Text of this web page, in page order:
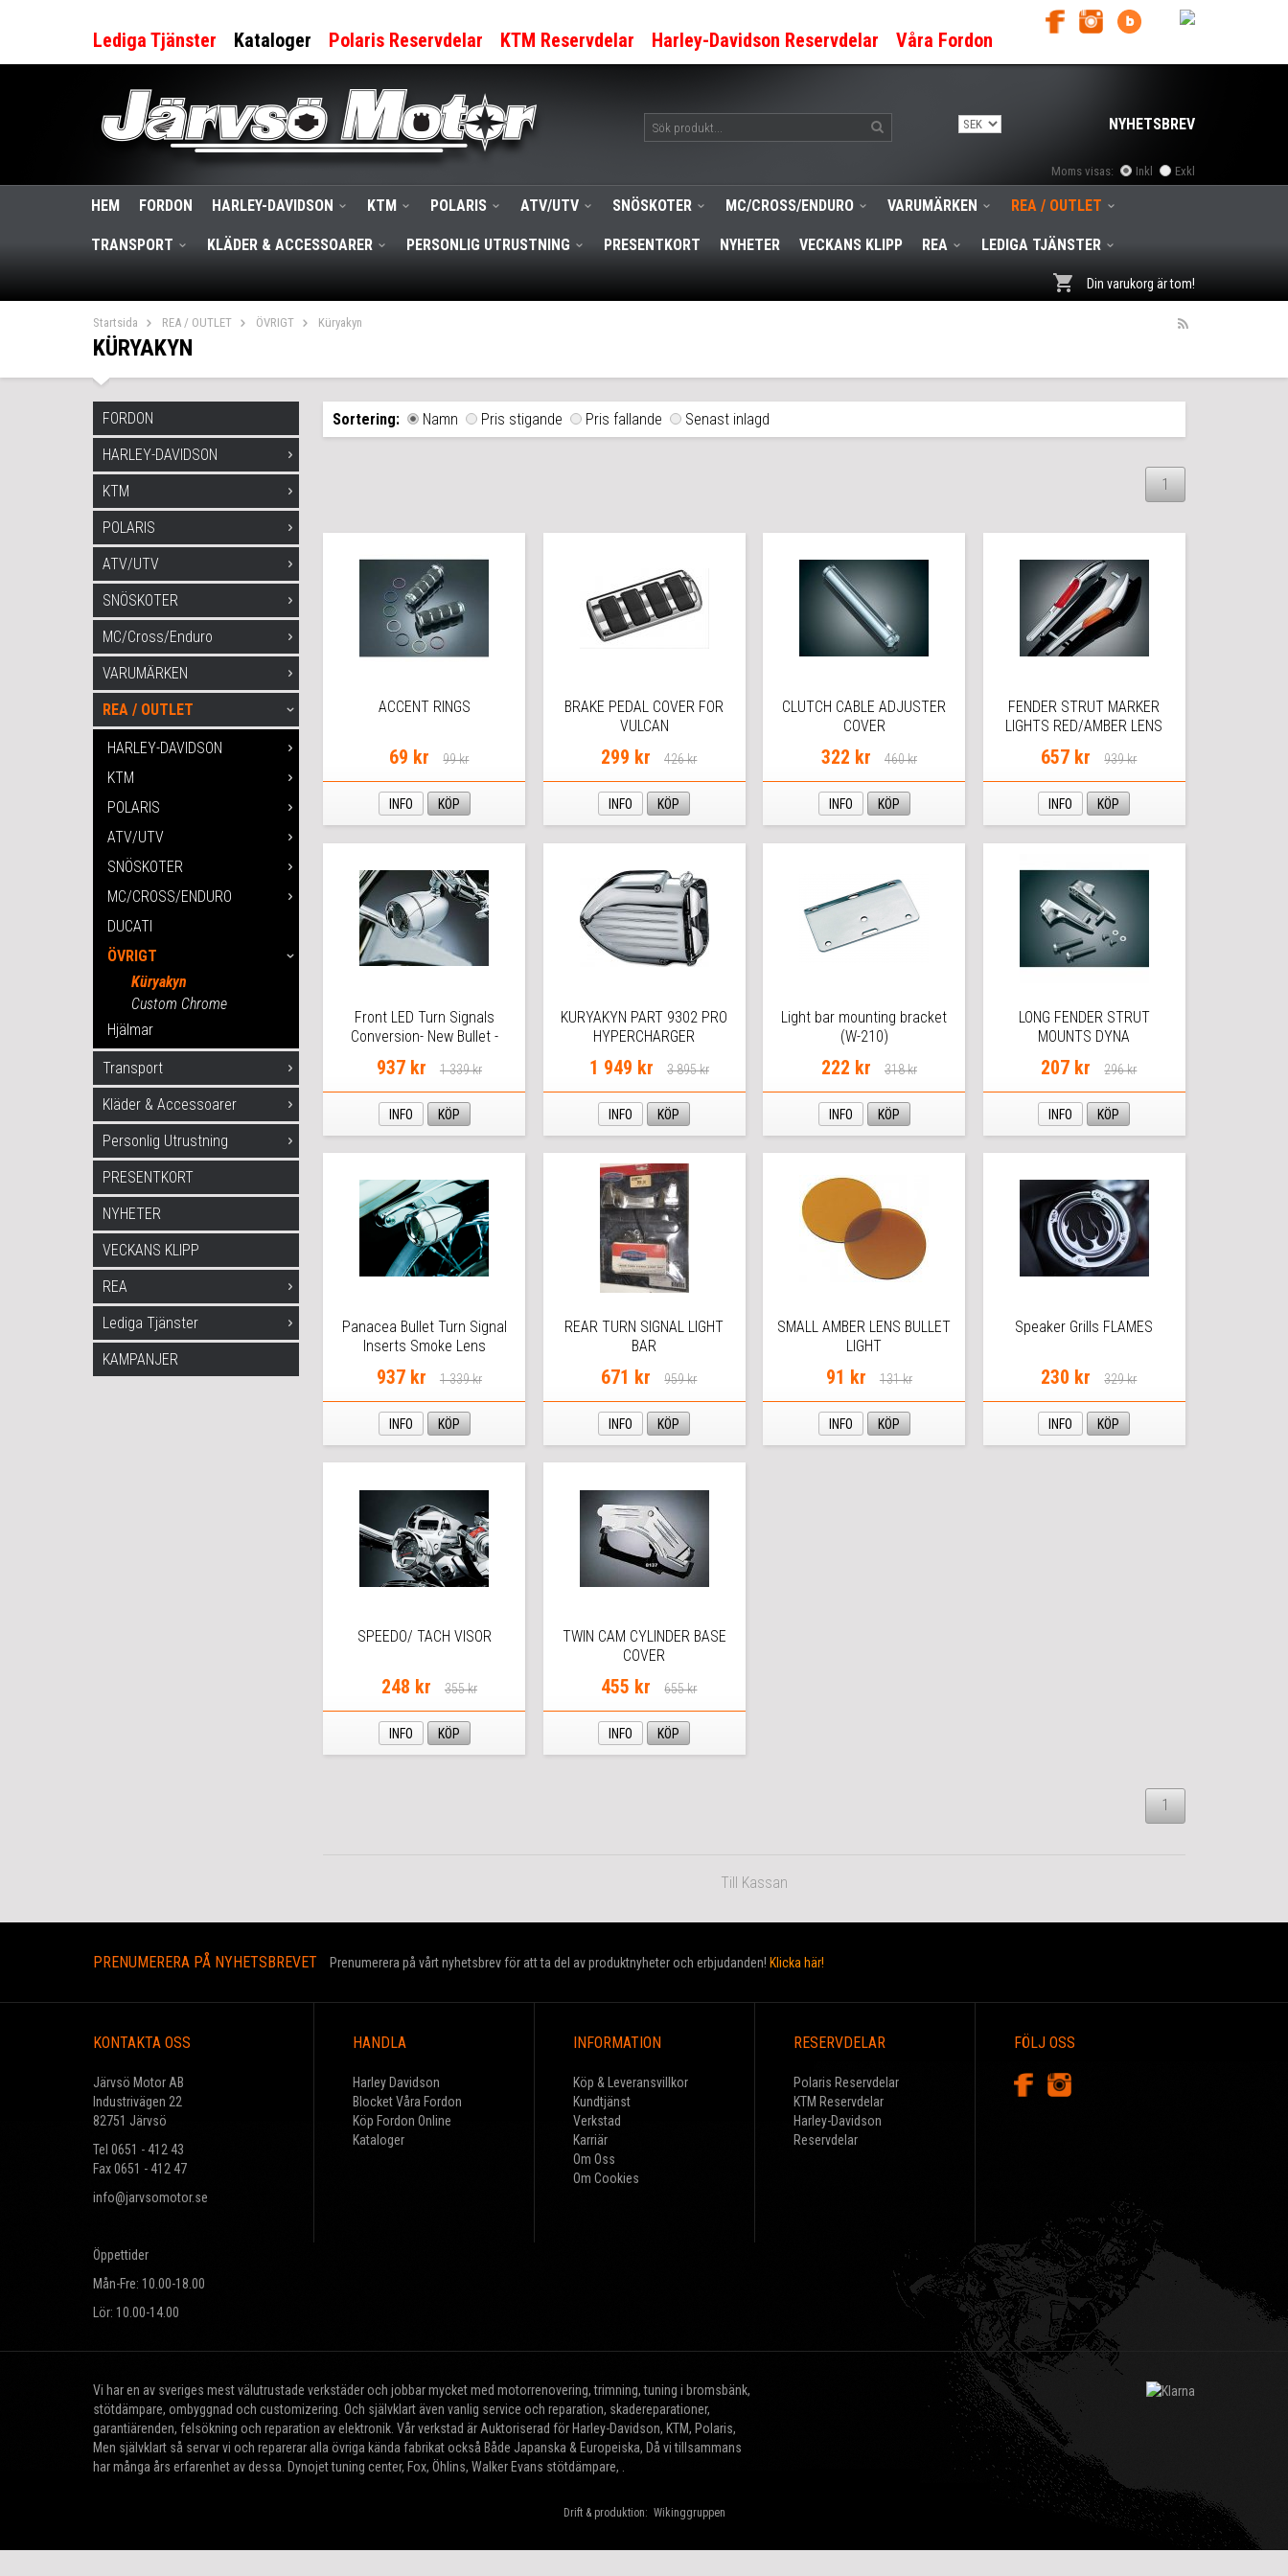
Lediga Tjänster Kataloger Polaris Reservdelar KTM Reservdelar Harley-Davidson Reservdelar Våra Fordon
NYHETSBREV
Moms visas: Inkl Exkl
HEM FORDON HARLEY-DAVIDSON KTM POLARIS ATV/UTV SNÖSKOTER MC/CROSS/ENDURO VARUMÄRKEN REA / OUTLET
TRANSPORT KLÄDER & ACCESSOARER PERSONLIG UTRUSTNING PRESENTKORT NYHETER VECKANS KLIPP REA LEDIGA TJÄNSTER
Din varukorg är tom!
Startsida REA / OUTLET ÖVRIGT Küryakyn
KÜRYAKYN
FORDON
HARLEY-DAVIDSON
KTM
POLARIS
ATV/UTV
SNÖSKOTER
MC/Cross/Enduro
VARUMÄRKEN
REA / OUTLET
HARLEY-DAVIDSON
KTM
POLARIS
ATV/UTV
SNÖSKOTER
MC/CROSS/ENDURO
DUCATI
ÖVRIGT
Küryakyn
Custom Chrome
Hjälmar
Transport
Kläder & Accessoarer
Personlig Utrustning
PRESENTKORT
NYHETER
VECKANS KLIPP
REA
Lediga Tjänster
KAMPANJER
Sortering: Namn Pris stigande Pris fallande Senast inlagd
1
ACCENT RINGS
69 kr 99 kr
INFO KÖP
BRAKE PEDAL COVER FOR
VULCAN
299 kr 426 kr
INFO KÖP
CLUTCH CABLE ADJUSTER
COVER
322 kr 460 kr
INFO KÖP
FENDER STRUT MARKER
LIGHTS RED/AMBER LENS
657 kr 939 kr
INFO KÖP
Front LED Turn Signals
Conversion- New Bullet -
937 kr 1 339 kr
INFO KÖP
KURYAKYN PART 9302 PRO
HYPERCHARGER
1 949 kr 3 895 kr
INFO KÖP
Light bar mounting bracket
(W-210)
222 kr 318 kr
INFO KÖP
LONG FENDER STRUT
MOUNTS DYNA
207 kr 296 kr
INFO KÖP
Panacea Bullet Turn Signal
Inserts Smoke Lens
937 kr 1 339 kr
INFO KÖP
REAR TURN SIGNAL LIGHT
BAR
671 kr 959 kr
INFO KÖP
SMALL AMBER LENS BULLET
LIGHT
91 kr 131 kr
INFO KÖP
Speaker Grills FLAMES
230 kr 329 kr
INFO KÖP
SPEEDO/ TACH VISOR
248 kr 355 kr
INFO KÖP
TWIN CAM CYLINDER BASE
COVER
455 kr 655 kr
INFO KÖP
1
Till Kassan
PRENUMERERA PÅ NYHETSBREVET Prenumerera på vårt nyhetsbrev för att ta del av produktnyheter och erbjudanden! Klicka här!
KONTAKTA OSS
Järvsö Motor AB
Industrivägen 22
82751 Järvsö
Tel 0651 - 412 43
Fax 0651 - 412 47
info@jarvsomotor.se
Öppettider
Mån-Fre: 10.00-18.00
Lör: 10.00-14.00
HANDLA
Harley Davidson
Blocket Våra Fordon
Köp Fordon Online
Kataloger
INFORMATION
Köp & Leveransvillkor
Kundtjänst
Verkstad
Karriär
Om Oss
Om Cookies
RESERVDELAR
Polaris Reservdelar
KTM Reservdelar
Harley-Davidson
Reservdelar
FÖLJ OSS
Vi har en av sveriges mest välutrustade verkstäder och jobbar mycket med motorrenovering, trimning, tuning i bromsbänk,
stötdämpare, ombyggnad och customizering. Och självklart även vanlig service och reparation, skadereparationer,
garantiärenden, felsökning och reparation av elektronik. Vår verkstad är Auktoriserad för Harley-Davidson, KTM, Polaris,
Men självklart så servar vi och reparerar alla övriga kända fabrikat också Både Japanska & Europeiska, Då vi tillsammans
har många års erfarenhet av dessa. Dynojet tuning center, Fox, Öhlins, Walker Evans stötdämpare, .
Drift & produktion: Wikinggruppen